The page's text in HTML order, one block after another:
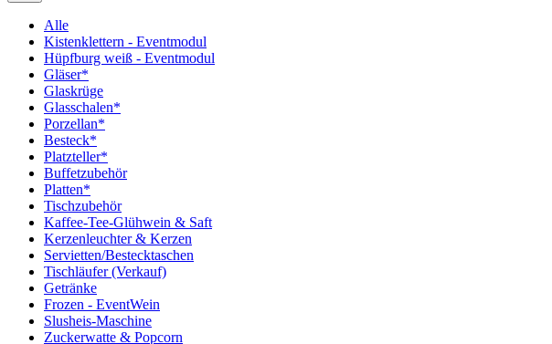
Alle
Kistenklettern - Eventmodul
Hüpfburg weiß - Eventmodul
Gläser*
Glaskrüge
Glasschalen*
Porzellan*
Besteck*
Platzteller*
Buffetzubehör
Platten*
Tischzubehör
Kaffee-Tee-Glühwein & Saft
Kerzenleuchter & Kerzen
Servietten/Bestecktaschen
Tischläufer (Verkauf)
Getränke
Frozen - EventWein
Slusheis-Maschine
Zuckerwatte & Popcorn